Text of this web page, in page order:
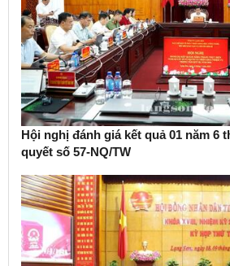
Hội nghị đánh giá kết quả 01 năm 6
quyết số 57-NQ/TW